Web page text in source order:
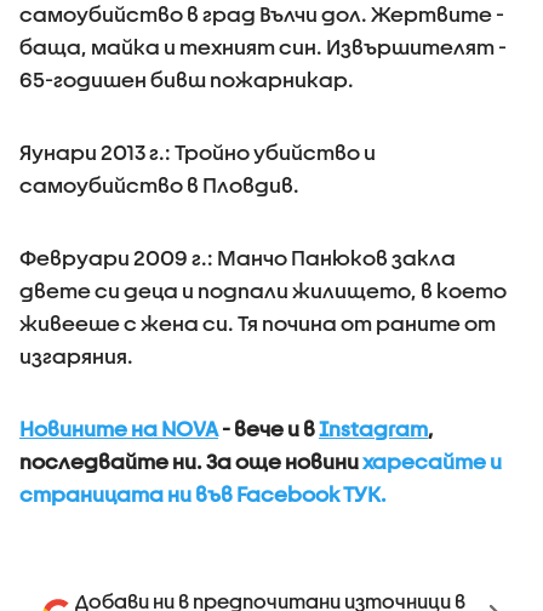
самоубийство в град Вълчи дол. Жертвите -
баща, майка и техният син. Извършителят -
65-годишен бивш пожарникар.
Яунари 2013 г.: Тройно убийство и
самоубийство в Пловдив.
Февруари 2009 г.: Манчо Панюков закла
двете си деца и подпали жилището, в което
живееше с жена си. Тя почина от раните от
изгаряния.
Новините на NOVA - вече и вInstagram,
последвайте ни. За още новинихаресайте и
страницата ни във Facebook ТУК.
Добави ни в предпочитани източници в